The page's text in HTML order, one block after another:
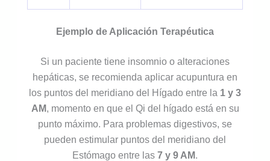
Ejemplo de Aplicación Terapéutica
Si un paciente tiene insomnio o alteraciones
hepáticas, se recomienda aplicar acupuntura en
los puntos del meridiano del Hígado entre la 1 y 3
AM, momento en que el Qi del hígado está en su
punto máximo. Para problemas digestivos, se
pueden estimular puntos del meridiano del
Estómago entre las 7 y 9 AM.